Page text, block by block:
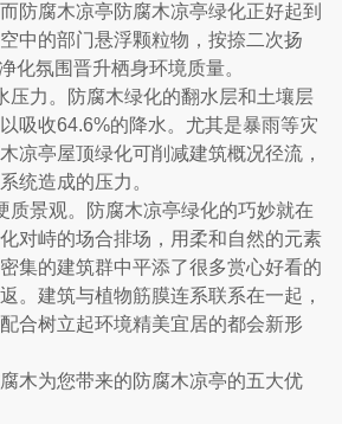
防腐木凉亭防腐木凉亭绿化正好起到
中的部门悬浮颗粒物，按捺二次扬
化氛围晋升栖身环境质量。
压力。防腐木绿化的翻水层和土壤层
吸收64.6%的降水。尤其是暴雨等灾
凉亭屋顶绿化可削减建筑概况径流，
统造成的压力。
质景观。防腐木凉亭绿化的巧妙就在
对峙的场合排场，用柔和自然的元素
集的建筑群中平添了很多赏心好看的
。建筑与植物筋膜连系联系在一起，
合树立起环境精美宜居的都会新形
木为您带来的防腐木凉亭的五大优